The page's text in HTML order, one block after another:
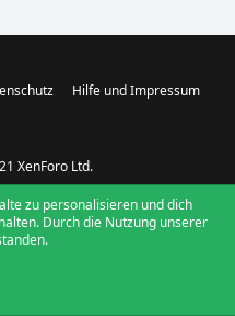
Hilfe und Impressum
XenForo Ltd.
zu personalisieren und dich
Durch die Nutzung unserer